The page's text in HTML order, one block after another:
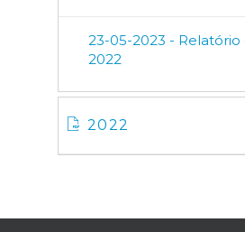
23-05-2023 - Relatório
2022
2022